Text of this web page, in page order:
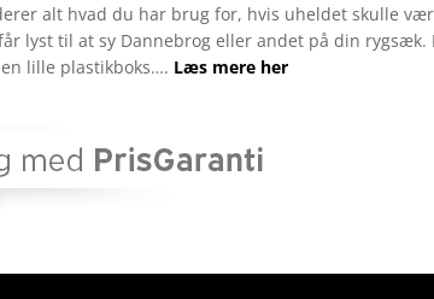
alt hvad du har brug for, hvis uheldet skulle
lyst til at sy Dannebrog eller andet på din rygsæk.
lille plastikboks…. Læs mere her